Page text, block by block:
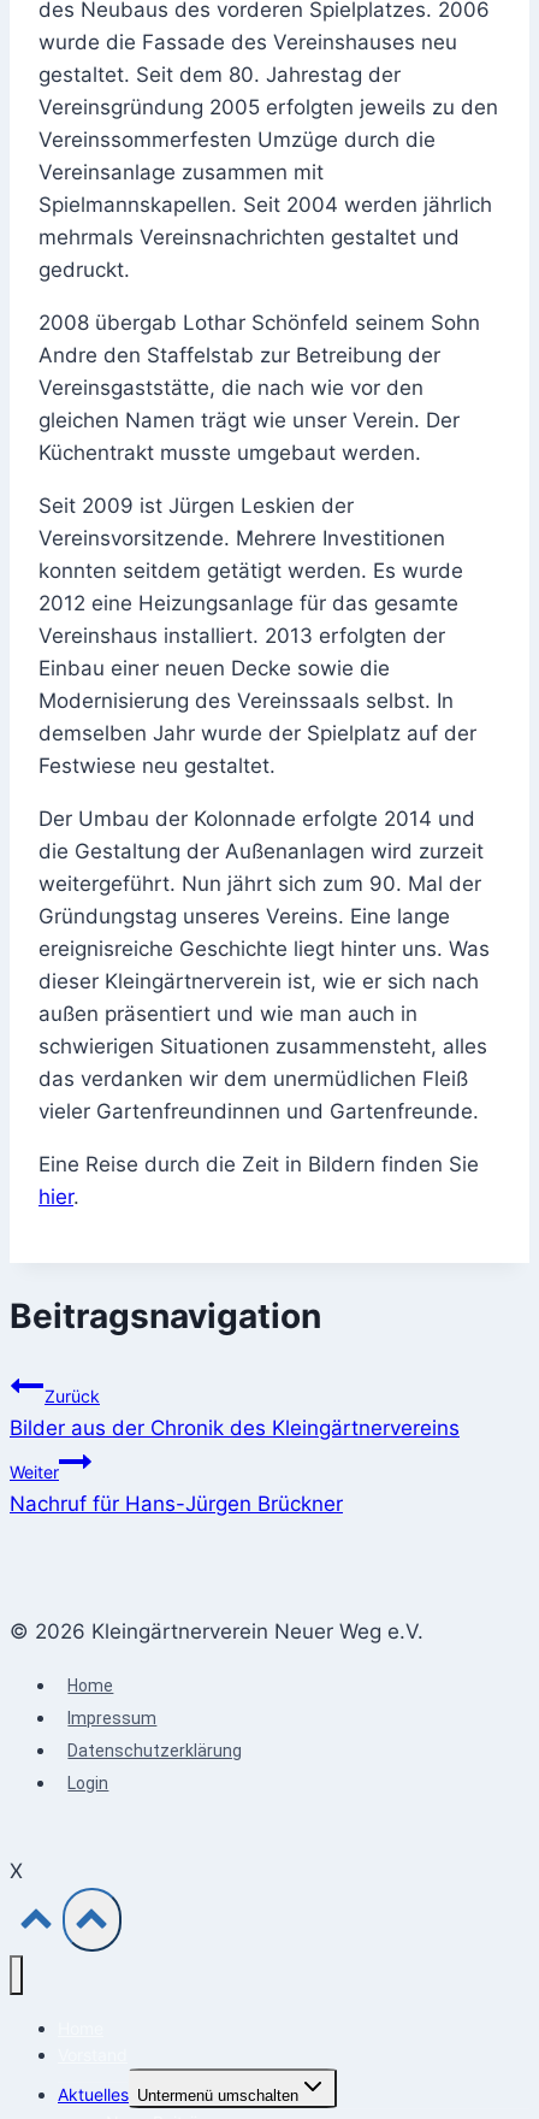
des Neubaus des vorderen Spielplatzes. 2006
wurde die Fassade des Vereinshauses neu
gestaltet. Seit dem 80. Jahrestag der
Vereinsgründung 2005 erfolgten jeweils zu den
Vereinssommerfesten Umzüge durch die
Vereinsanlage zusammen mit
Spielmannskapellen. Seit 2004 werden jährlich
mehrmals Vereinsnachrichten gestaltet und
gedruckt.
2008 übergab Lothar Schönfeld seinem Sohn
Andre den Staffelstab zur Betreibung der
Vereinsgaststätte, die nach wie vor den
gleichen Namen trägt wie unser Verein. Der
Küchentrakt musste umgebaut werden.
Seit 2009 ist Jürgen Leskien der
Vereinsvorsitzende. Mehrere Investitionen
konnten seitdem getätigt werden. Es wurde
2012 eine Heizungsanlage für das gesamte
Vereinshaus installiert. 2013 erfolgten der
Einbau einer neuen Decke sowie die
Modernisierung des Vereinssaals selbst. In
demselben Jahr wurde der Spielplatz auf der
Festwiese neu gestaltet.
Der Umbau der Kolonnade erfolgte 2014 und
die Gestaltung der Außenanlagen wird zurzeit
weitergeführt. Nun jährt sich zum 90. Mal der
Gründungstag unseres Vereins. Eine lange
ereignisreiche Geschichte liegt hinter uns. Was
dieser Kleingärtnerverein ist, wie er sich nach
außen präsentiert und wie man auch in
schwierigen Situationen zusammensteht, alles
das verdanken wir dem unermüdlichen Fleiß
vieler Gartenfreundinnen und Gartenfreunde.
Eine Reise durch die Zeit in Bildern finden Sie
hier.
Beitragsnavigation
Zurück
Bilder aus der Chronik des Kleingärtnervereins
Weiter
Nachruf für Hans-Jürgen Brückner
© 2026 Kleingärtnerverein Neuer Weg e.V.
Home
Impressum
Datenschutzerklärung
Login
X
Aktuelles Untermenü umschalten